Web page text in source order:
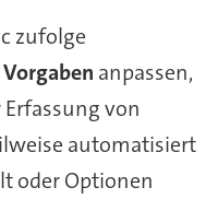
zufolge
anpassen,
von
automatisiert
oder Optionen